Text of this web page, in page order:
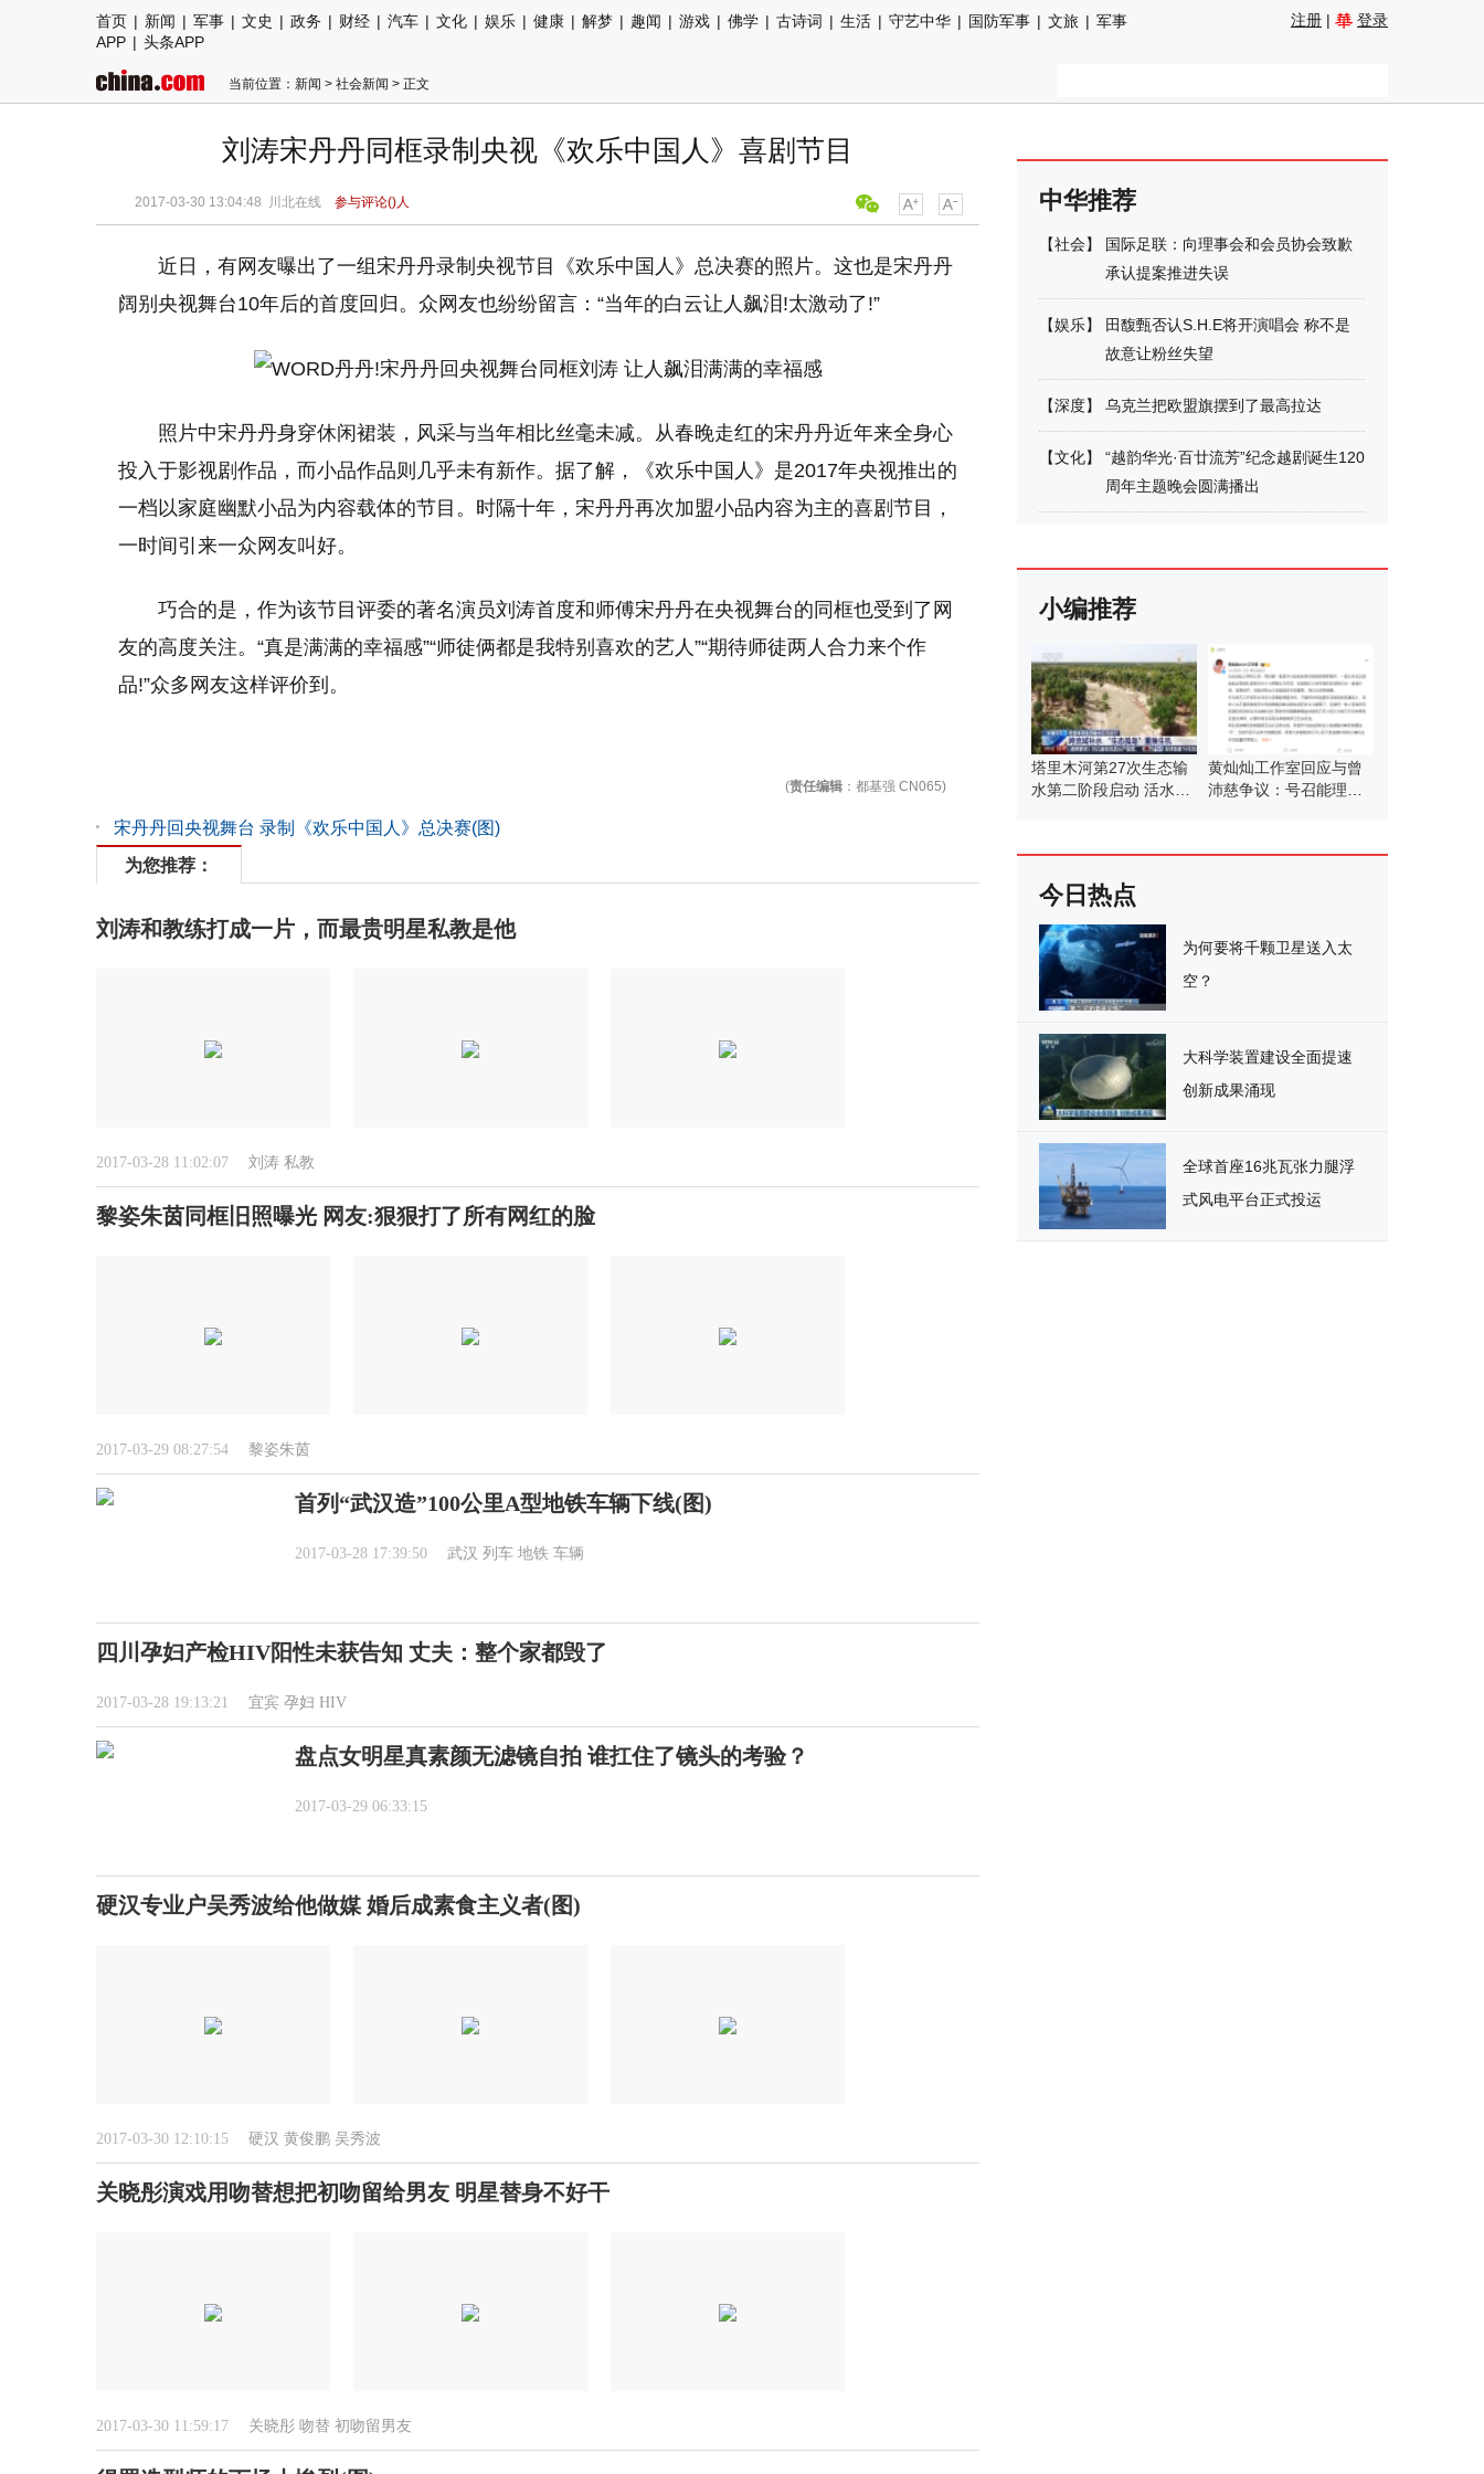
首页 | 新闻 | 军事 | 文史 | 政务 | 财经 | 汽车 | 文化 | 娱乐 | 健康 | 解梦 | 趣闻 | 游戏 | 佛学 | 古诗词 | 生活 | 守艺中华 | 国防军事 | 文旅 | 军事
APP | 头条APP
注册 | 登录
当前位置： 新闻 > 社会新闻 > 正文
刘涛宋丹丹同框录制央视《欢乐中国人》喜剧节目
2017-03-30 13:04:48 川北在线 参与评论()人
近日，有网友曝出了一组宋丹丹录制央视节目《欢乐中国人》总决赛的照片。这也是宋丹丹
阔别央视舞台10年后的首度回归。众网友也纷纷留言：“当年的白云让人飙泪!太激动了!”
照片中宋丹丹身穿休闲裙装，风采与当年相比丝毫未减。从春晚走红的宋丹丹近年来全身心
投入于影视剧作品，而小品作品则几乎未有新作。据了解，《欢乐中国人》是2017年央视推出的
一档以家庭幽默小品为内容载体的节目。时隔十年，宋丹丹再次加盟小品内容为主的喜剧节目，
一时间引来一众网友叫好。
巧合的是，作为该节目评委的著名演员刘涛首度和师傅宋丹丹在央视舞台的同框也受到了网
友的高度关注。“真是满满的幸福感”“师徒俩都是我特别喜欢的艺人”“期待师徒两人合力来个作
品!”众多网友这样评价到。
(责任编辑 ：都基强 CN065)
宋丹丹回央视舞台 录制《欢乐中国人》总决赛(图)
为您推荐：
刘涛和教练打成一片，而最贵明星私教是他
2017-03-28 11:02:07 刘涛 私教
黎姿朱茵同框旧照曝光 网友:狠狠打了所有网红的脸
2017-03-29 08:27:54 黎姿朱茵
首列“武汉造”100公里A型地铁车辆下线(图)
2017-03-28 17:39:50 武汉 列车 地铁 车辆
四川孕妇产检HIV阳性未获告知 丈夫：整个家都毁了
2017-03-28 19:13:21 宜宾 孕妇 HIV
盘点女明星真素颜无滤镜自拍 谁扛住了镜头的考验？
2017-03-29 06:33:15
硬汉专业户吴秀波给他做媒 婚后成素食主义者(图)
2017-03-30 12:10:15 硬汉 黄俊鹏 吴秀波
关晓彤演戏用吻替想把初吻留给男友 明星替身不好干
2017-03-30 11:59:17 关晓彤 吻替 初吻留男友
中华推荐
【社会】
国际足联：向理事会和会员协会致歉
承认提案推进失误
【娱乐】
田馥甄否认S.H.E将开演唱会 称不是
故意让粉丝失望
【深度】 乌克兰把欧盟旗摆到了最高拉达
【文化】
“越韵华光·百廿流芳”纪念越剧诞生120
周年主题晚会圆满播出
小编推荐
塔里木河第27次生态输
水第二阶段启动 活水滋
黄灿灿工作室回应与曾
沛慈争议：号召能理智
今日热点
为何要将千颗卫星送入太
空？
大科学装置建设全面提速
创新成果涌现
全球首座16兆瓦张力腿浮
式风电平台正式投运